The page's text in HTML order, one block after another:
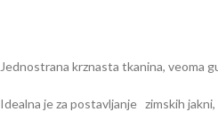
Jednostrana krznasta tkanina, veoma
Idealna je za postavljanje zimskih jakni,